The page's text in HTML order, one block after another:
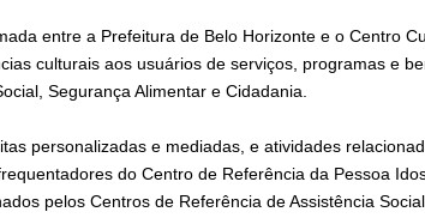
entre a Prefeitura de Belo Horizonte e o Centro
culturais aos usuários de serviços, programas e
Segurança Alimentar e Cidadania.
personalizadas e mediadas, e atividades
do Centro de Referência da Pessoa
pelos Centros de Referência de Assistência